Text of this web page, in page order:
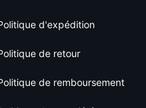
d'expédition
de retour
de remboursement